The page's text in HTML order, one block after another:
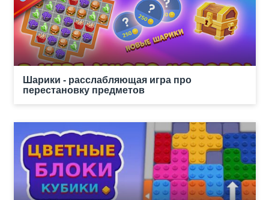
Шарики - расслабляющая игра про
перестановку предметов